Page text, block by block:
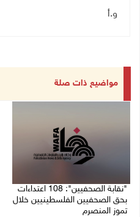
و.أ
مواضيع ذات صلة
"نقابة الصحفيين": 108 اعتداءات
بحق الصحفيين الفلسطينيين خلال
تموز المنصرم